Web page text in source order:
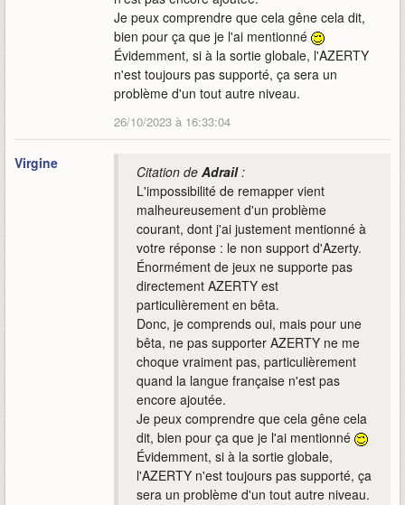
Je peux comprendre que cela gêne cela dit,
bien pour ça que je l'ai mentionné
Évidemment, si à la sortie globale, l'AZERTY
n'est toujours pas supporté, ça sera un
problème d'un tout autre niveau.
26/10/2023 à 16:33:04
Virgine Citation de Adrail:
L'impossibilité de remapper vient
malheureusement d'un problème
courant, dont j'ai justement mentionné à
votre réponse : le non support d'Azerty.
Énormément de jeux ne supporte pas
directement AZERTY est
particulièrement en bêta.
Donc, je comprends oui, mais pour une
bêta, ne pas supporter AZERTY ne me
choque vraiment pas, particulièrement
quand la langue française n'est pas
encore ajoutée.
Je peux comprendre que cela gêne cela
dit, bien pour ça que je l'ai mentionné
Évidemment, si à la sortie globale,
l'AZERTY n'est toujours pas supporté, ça
sera un problème d'un tout autre niveau.